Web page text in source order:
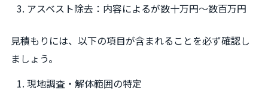
アスベスト除去：内容によるが数十万円～数百万円
見積もりには、以下の項目が含まれることを必ず確認し
ましょう。
現地調査・解体範囲の特定